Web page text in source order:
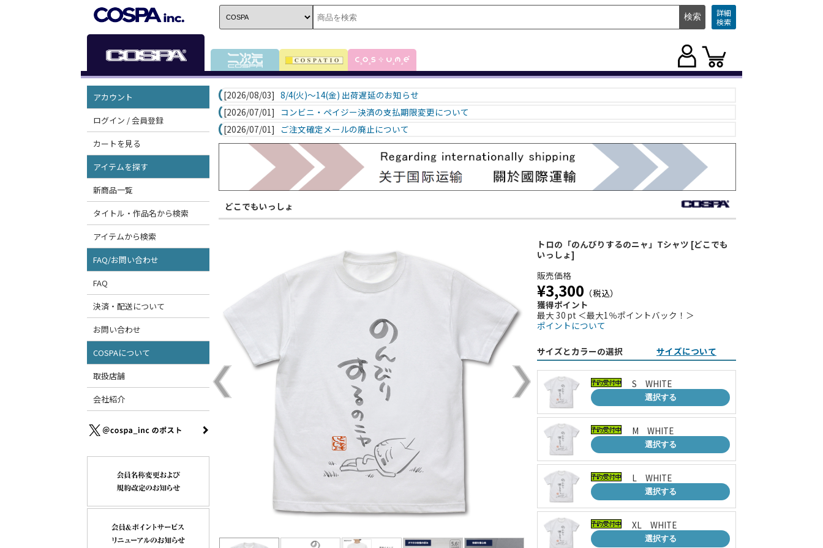
詳細
検索
アカウント
ログイン / 会員登録
カートを見る
アイテムを探す
新商品一覧
タイトル・作品名から検索
アイテムから検索
FAQ/お問い合わせ
FAQ
決済・配送について
お問い合わせ
COSPAについて
取扱店舗
会社紹介
[2026/08/03] 8/4(火)～14(金) 出荷遅延のお知らせ
[2026/07/01]
コンビニ・ペイジー決済の支払期限変更について
[2026/07/01]
ご注文確定メールの廃止について
どこでもいっしょ
トロの「のんびりするのニャ」Tシャツ [どこでも
いっしょ]
販売価格
¥3,300 （税込）
獲得ポイント
最大 30 pt ＜最大1％ポイントバック！＞
ポイントについて
サイズとカラーの選択 サイズについて
S WHITE
選択する
M WHITE
選択する
L WHITE
選択する
XL WHITE
選択する